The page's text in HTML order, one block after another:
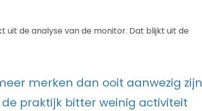
uit de analyse van de monitor. Dat blijkt uit de
merken dan ooit aanwezig zijn
praktijk bitter weinig activiteit